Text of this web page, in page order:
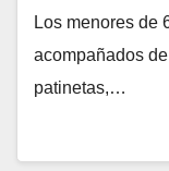
Los menores de
acompañados
patinetas,…